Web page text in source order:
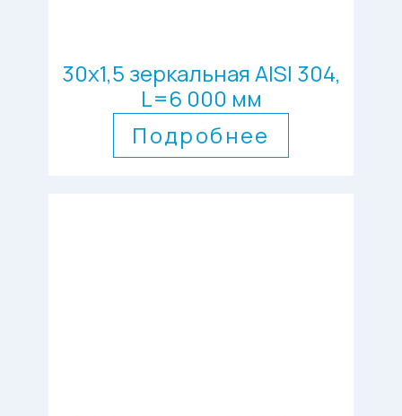
30х1,5 зеркальная AISI 304,
L=6 000 мм
Подробнее